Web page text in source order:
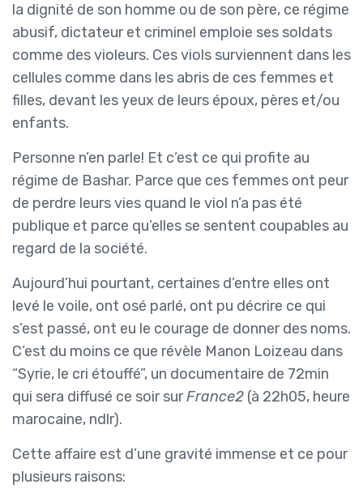
la dignité de son homme ou de son père, ce régime
abusif, dictateur et criminel emploie ses soldats
comme des violeurs. Ces viols surviennent dans les
cellules comme dans les abris de ces femmes et
filles, devant les yeux de leurs époux, pères et/ou
enfants.
Personne n’en parle! Et c’est ce qui profite au
régime de Bashar. Parce que ces femmes ont peur
de perdre leurs vies quand le viol n’a pas été
publique et parce qu’elles se sentent coupables au
regard de la société.
Aujourd’hui pourtant, certaines d’entre elles ont
levé le voile, ont osé parlé, ont pu décrire ce qui
s’est passé, ont eu le courage de donner des noms.
C’est du moins ce que révèle Manon Loizeau dans
“Syrie, le cri étouffé”, un documentaire de 72min
qui sera diffusé ce soir surFrance2 (à 22h05, heure
marocaine, ndlr).
Cette affaire est d’une gravité immense et ce pour
plusieurs raisons: